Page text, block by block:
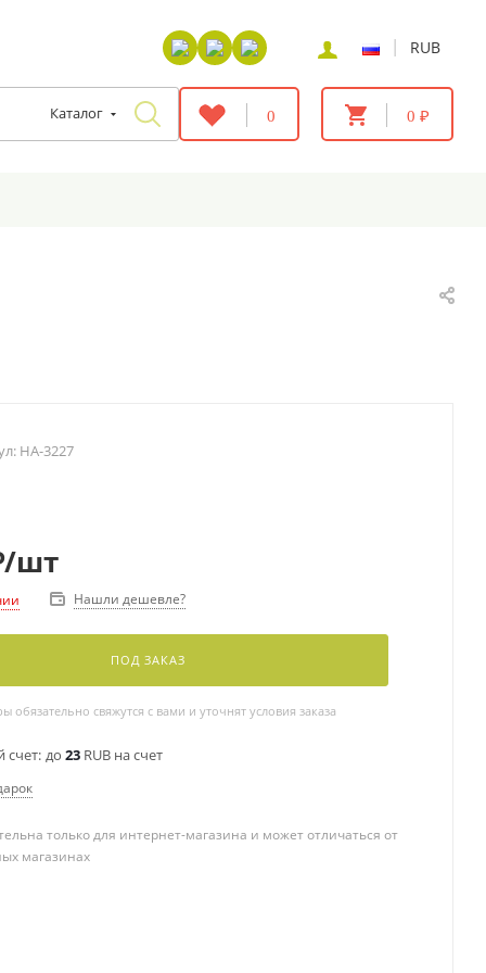
| RUB
Каталог 0 0 ₽
HA-3227
/шт
Нашли дешевле?
ПОД ЗАКАЗ
свяжутся с вами и уточнят условия заказа
счет: до 23RUB на счет
только для интернет-магазина и может отличаться от
магазинах